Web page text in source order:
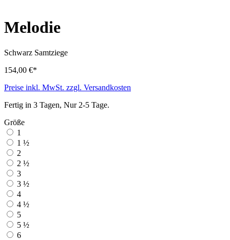
Melodie
Schwarz Samtziege
154,00 €*
Preise inkl. MwSt. zzgl. Versandkosten
Fertig in 3 Tagen, Nur 2-5 Tage.
Größe
1
1 ½
2
2 ½
3
3 ½
4
4 ½
5
5 ½
6